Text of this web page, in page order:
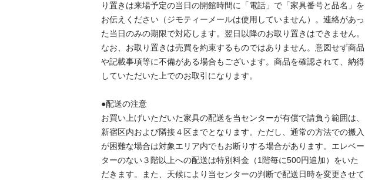
り置きは来場予定の当日の開館時間に「電話」で「家具番号と品名」を
お伝えください（ジモティーメールは使用していません）。連絡があっ
た当日のみの期限で対応します。翌日以降のお取り置きはできません。
なお、お取り置きは売買を約束するものではありません。意図せず商品
や記載事項等に不備がある場合もございます。商品を確認されて、納得
していただいた上でのお取引になります。
●配送の注意
お買い上げいただいた家具の配送を当センターが有償で請負う範囲は、
新宿区内および隣接４区までとなります。ただし、通常の方法での搬入
が困難な場合は対象エリア内でもお断りする場合があります。エレベー
ターのない３階以上への配送は特別料金（1階毎に500円追加）をいた
だきます。また、天候により当センターの判断で配送日時を変更させて